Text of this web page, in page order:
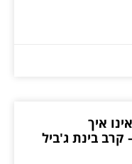
איך
בינת ג'ביל